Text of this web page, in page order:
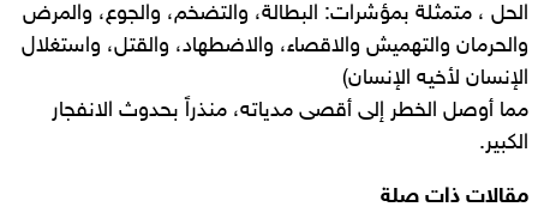
الحل ، متمثلة بمؤشرات: البطالة، والتضخم، والجوع، والمرض
والحرمان والتهميش والاقصاء، والاضطهاد، والقتل، واستغلال
الإنسان لأخيه الإنسان)
مما أوصل الخطر إلى أقصى مدياته، منذراً بحدوث الانفجار
الكبير.
مقالات ذات صلة